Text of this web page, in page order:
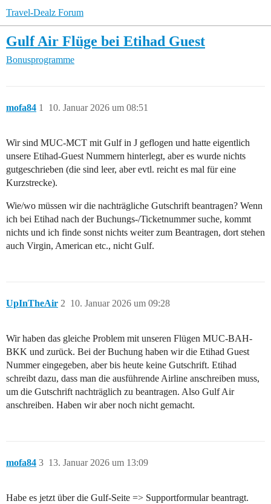
Travel-Dealz Forum
Gulf Air Flüge bei Etihad Guest
Bonusprogramme
mofa84 10. Januar 2026 um 08:51
1
Wir sind MUC-MCT mit Gulf in J geflogen und hatte eigentlich
unsere Etihad-Guest Nummern hinterlegt, aber es wurde nichts
gutgeschrieben (die sind leer, aber evtl. reicht es mal für eine
Kurzstrecke).
Wie/wo müssen wir die nachträgliche Gutschrift beantragen? Wenn
ich bei Etihad nach der Buchungs-/Ticketnummer suche, kommt
nichts und ich finde sonst nichts weiter zum Beantragen, dort stehen
auch Virgin, American etc., nicht Gulf.
UpInTheAir 10. Januar 2026 um 09:28
2
Wir haben das gleiche Problem mit unseren Flügen MUC-BAH-
BKK und zurück. Bei der Buchung haben wir die Etihad Guest
Nummer eingegeben, aber bis heute keine Gutschrift. Etihad
schreibt dazu, dass man die ausführende Airline anschreiben muss,
um die Gutschrift nachträglich zu beantragen. Also Gulf Air
anschreiben. Haben wir aber noch nicht gemacht.
mofa84 13. Januar 2026 um 13:09
3
Habe es jetzt über die Gulf-Seite => Supportformular beantragt.